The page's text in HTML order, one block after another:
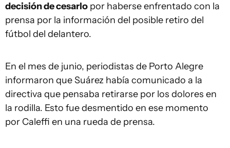
decisión de cesarlo por haberse enfrentado con la
prensa por la información del posible retiro del
fútbol del delantero.
En el mes de junio, periodistas de Porto Alegre
informaron que Suárez había comunicado a la
directiva que pensaba retirarse por los dolores en
la rodilla. Esto fue desmentido en ese momento
por Caleffi en una rueda de prensa.